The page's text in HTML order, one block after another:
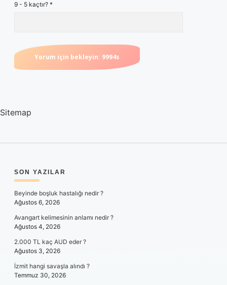
9 - 5 kaçtır? *
Sitemap
SIDEBAR
SON YAZILAR
Beyinde boşluk hastalığı nedir ?
Ağustos 6, 2026
Avangart kelimesinin anlamı nedir ?
Ağustos 4, 2026
2.000 TL kaç AUD eder ?
Ağustos 3, 2026
İzmit hangi savaşla alındı ?
Temmuz 30, 2026